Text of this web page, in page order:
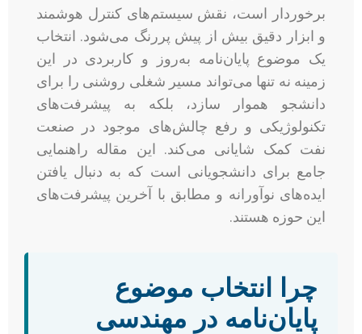
برخوردار است، نقش سیستم‌های کنترل هوشمند
و ابزار دقیق بیش از پیش پررنگ می‌شود. انتخاب
یک موضوع پایان‌نامه به‌روز و کاربردی در این
زمینه نه تنها می‌تواند مسیر شغلی روشنی را برای
دانشجو هموار سازد، بلکه به پیشرفت‌های
تکنولوژیکی و رفع چالش‌های موجود در صنعت
نفت کمک شایانی می‌کند. این مقاله راهنمایی
جامع برای دانشجویانی است که به دنبال یافتن
ایده‌های نوآورانه و مطابق با آخرین پیشرفت‌های
این حوزه هستند.
چرا انتخاب موضوع
پایان‌نامه در مهندسی